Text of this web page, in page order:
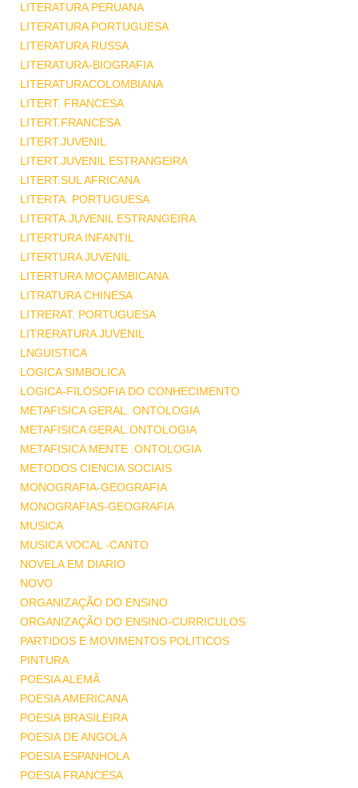
LITERATURA PERUANA
LITERATURA PORTUGUESA
LITERATURA RUSSA
LITERATURA-BIOGRAFIA
LITERATURACOLOMBIANA
LITERT. FRANCESA
LITERT.FRANCESA
LITERT.JUVENIL
LITERT.JUVENIL ESTRANGEIRA
LITERT.SUL AFRICANA
LITERTA. PORTUGUESA
LITERTA.JUVENIL ESTRANGEIRA
LITERTURA INFANTIL
LITERTURA JUVENIL
LITERTURA MOÇAMBICANA
LITRATURA CHINESA
LITRERAT. PORTUGUESA
LITRERATURA JUVENIL
LNGUISTICA
LOGICA SIMBOLICA
LOGICA-FILOSOFIA DO CONHECIMENTO
METAFISICA GERAL. ONTOLOGIA
METAFISICA GERAL.ONTOLOGIA
METAFISICA MENTE .ONTOLOGIA
METODOS CIENCIA SOCIAIS
MONOGRAFIA-GEOGRAFIA
MONOGRAFIAS-GEOGRAFIA
MUSICA
MUSICA VOCAL -CANTO
NOVELA EM DIARIO
NOVO
ORGANIZAÇÃO DO ENSINO
ORGANIZAÇÃO DO ENSINO-CURRICULOS
PARTIDOS E MOVIMENTOS POLITICOS
PINTURA
POESIA ALEMÃ
POESIA AMERICANA
POESIA BRASILEIRA
POESIA DE ANGOLA
POESIA ESPANHOLA
POESIA FRANCESA